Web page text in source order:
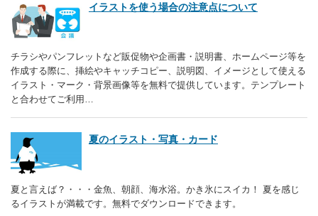
イラストを使う場合の注意点について
チラシやパンフレットなど販促物や企画書・説明書、ホームページ等を
作成する際に、挿絵やキャッチコピー、説明図、イメージとして使える
イラスト・マーク・背景画像等を無料で提供しています。テンプレート
と合わせてご利用…
夏のイラスト・写真・カード
夏と言えば？・・・金魚、朝顔、海水浴。かき氷にスイカ！ 夏を感じ
るイラストが満載です。無料でダウンロードできます。